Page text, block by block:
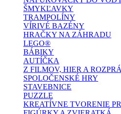
ŠMYKĽAVKY
TRAMPOLÍNY
VÍRIVÉ BAZÉNY
HRAČKY NA ZÁHRADU
LEGO®
BÁBIKY
AUTÍČKA
Z FILMOV, HIER A
SPOLOČENSKÉ HRY
STAVEBNICE
PUZZLE
KREATÍVNE TVORENIE